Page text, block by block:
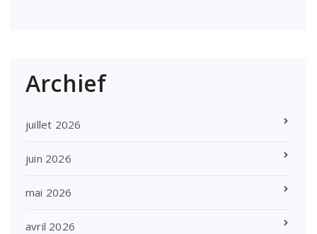
Archief
juillet 2026
juin 2026
mai 2026
avril 2026